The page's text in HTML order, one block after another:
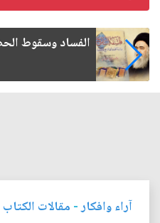
رواتب
آراء وافكار- مقالات الكتاب